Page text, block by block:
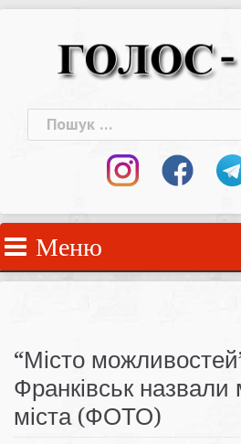
Пошук:
Меню
“Місто
Франківськ назвали
міста (ФОТО)